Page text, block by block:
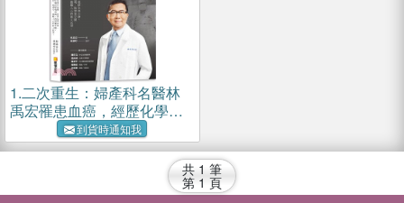
1.二次重生：婦產科名醫林
禹宏罹患血癌，經歷化學治
療、骨髓移植、併發症導致
呼吸衰竭、裝置葉克膜、獲
得肺臟移植得以二度重生，
到貨時通知我
共 1 筆
第 1 頁